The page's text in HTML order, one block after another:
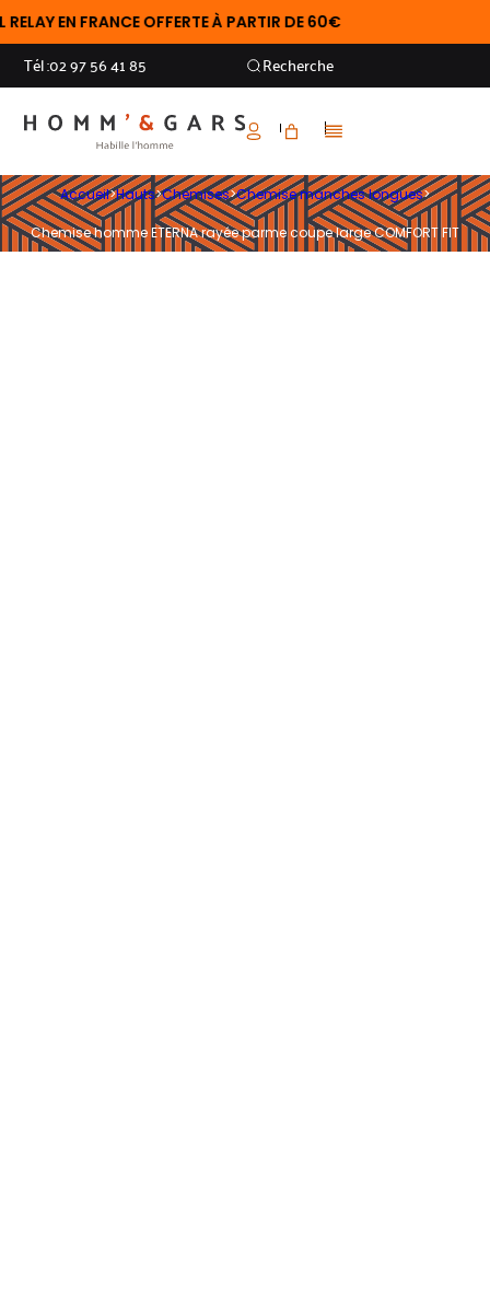
EN FRANCE OFFERTE À PARTIR DE 60€
Tél :02 97 56 41 85 Recherche
Accueil>Hauts>Chemises>Chemise manches longues>
Chemise homme ETERNA rayée parme coupe large COMFORT FIT